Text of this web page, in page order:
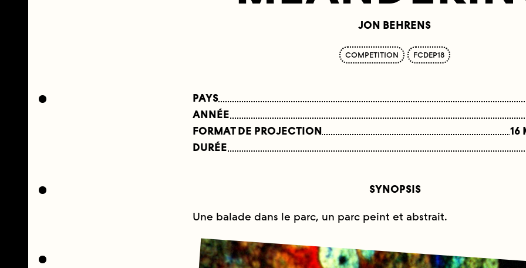
JON BEHRENS
COMPETITION FCDEP18
PAYS
ANNÉE
FORMAT DE PROJECTION
16
DURÉE
SYNOPSIS
Une balade dans le parc, un parc peint et abstrait.